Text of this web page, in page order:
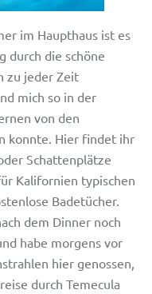
im Haupthaus ist es
durch die schöne
zu jeder Zeit
mich so in der
von den
konnte. Hier findet ihr
Schattenplätze
Kalifornien typischen
Badetücher.
dem Dinner noch
habe morgens vor
hier genossen,
durch Temecula